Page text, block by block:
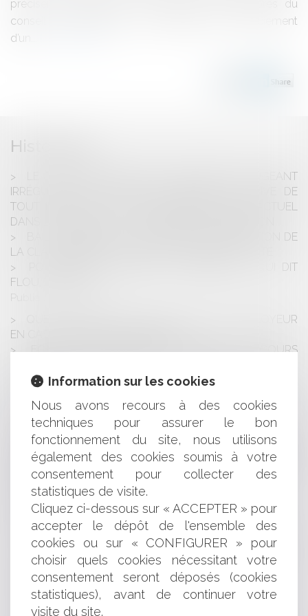
préciser que l’absence de majorité des membres du
conseil de discipline sur la proposition de licenciement
d’un...
Historique
LE CARACTÈRE DÉFINITIF D’UNE DÉCISION JUGEANT
IRRÉGULIÈRE L’OFFRE D’UN CANDIDAT LE PRIVE DE
TOUT INTÉRÊT À AGIR EN RÉFÉRÉ PRÉCONTRACTUEL
DANS LE CADRE DE LA PROCÉDURE D’ATTRIBUTION
BAIL COMMERCIAL : CONDITIONS D’APPLICATION DE
LA CLAUSE RÉSOLUTOIRE ET OCCUPATION ILLICITE
POURPARLERS, CONTRAT, CONVENTION : QUI DIT
FLOU, DIT LOUP
Publié le :
QUELLES SONT LES OBLIGATIONS DE L'EMPLOYEUR
EN CAS DE FORTES CHALEURS ?
FONCTION PUBLIQUE TERRITORIALE : RECOURS
L’AGENT
SOUS CONTRÔLE DU MÉDECIN DU TRAVAIL :
NOUVELLE PRÉCISION DE LA COUR DE CASSATION
MARCHÉS PUBLICS : POINT DE DÉPART DU DÉLAI
OUVERT AU TITULAIRE POUR TRANSMETTRE SON
PROJET DE DÉCOMPTE FINAL EN L’ABSENCE DE
DÉCISION DE RÉCEPTION
DÉONTOLOGIE DES PRATICIENS DE SANTÉ :
CONCILIER LANCEUR D’ALERTE ET RAPPORTS DE
BONNE CONFRATERNITÉ
INTERDICTION DU RENOUVELLEMENT
AUTOMATIQUE DES CONCESSIONS D’OCCUPATION DU
DOMAINE PUBLIC MARITIME
PANNEAUX PHOTOVOLTAÏQUES ET ÉLÉMENTS
D'ÉQUIPEMENT
Information sur les cookies
Nous avons recours à des cookies
techniques pour assurer le bon
fonctionnement du site, nous utilisons
également des cookies soumis à votre
consentement pour collecter des
statistiques de visite.
Cliquez ci-dessous sur « ACCEPTER » pour
accepter le dépôt de l'ensemble des
cookies ou sur « CONFIGURER » pour
choisir quels cookies nécessitant votre
consentement seront déposés (cookies
statistiques), avant de continuer votre
visite du site.